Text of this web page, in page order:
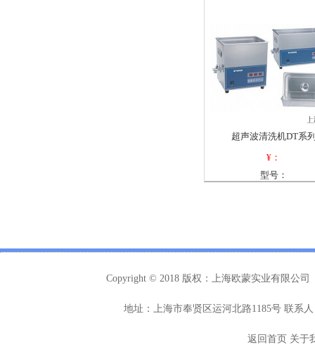
超声波清洗机DT系
¥：
型号：
Copyright © 2018 版权：上海欧蒙实业有限公司
地址：上海市奉贤区运河北路1185号 联系
返回首页 关于